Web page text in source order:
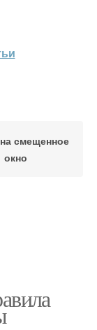
смещенное
окно